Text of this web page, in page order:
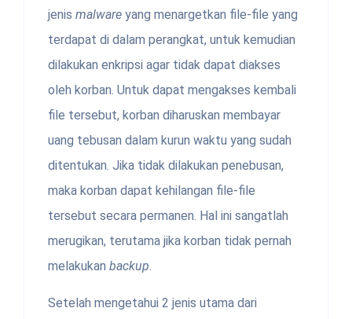
jenis malware yang menargetkan file-file yang
terdapat di dalam perangkat, untuk kemudian
dilakukan enkripsi agar tidak dapat diakses
oleh korban. Untuk dapat mengakses kembali
file tersebut, korban diharuskan membayar
uang tebusan dalam kurun waktu yang sudah
ditentukan. Jika tidak dilakukan penebusan,
maka korban dapat kehilangan file-file
tersebut secara permanen. Hal ini sangatlah
merugikan, terutama jika korban tidak pernah
melakukan backup.
Setelah mengetahui 2 jenis utama dari